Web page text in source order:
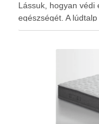
Lássuk, hogyan védi
egészségét. A
sokasága található,